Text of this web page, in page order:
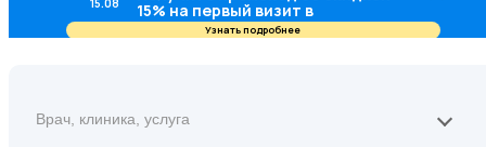
15.08 15% на первый визит в
стоматологию
Узнать подробнее